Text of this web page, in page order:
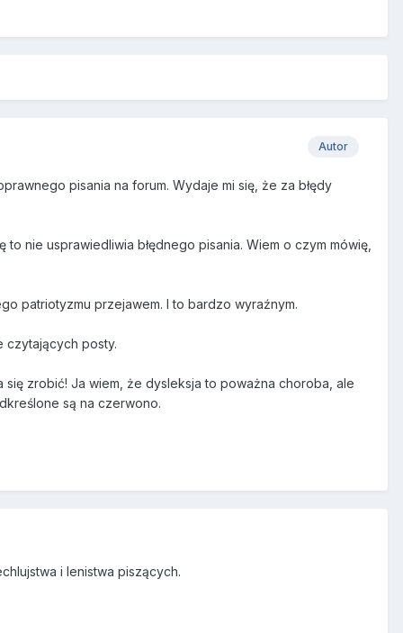
Autor
pisania na forum. Wydaje mi się, że za błędy
nie usprawiedliwia błędnego pisania. Wiem o czym mówię,
patriotyzmu przejawem. I to bardzo wyraźnym.
czytających posty.
zrobić! Ja wiem, że dysleksja to poważna choroba, ale
są na czerwono.
i lenistwa piszących.